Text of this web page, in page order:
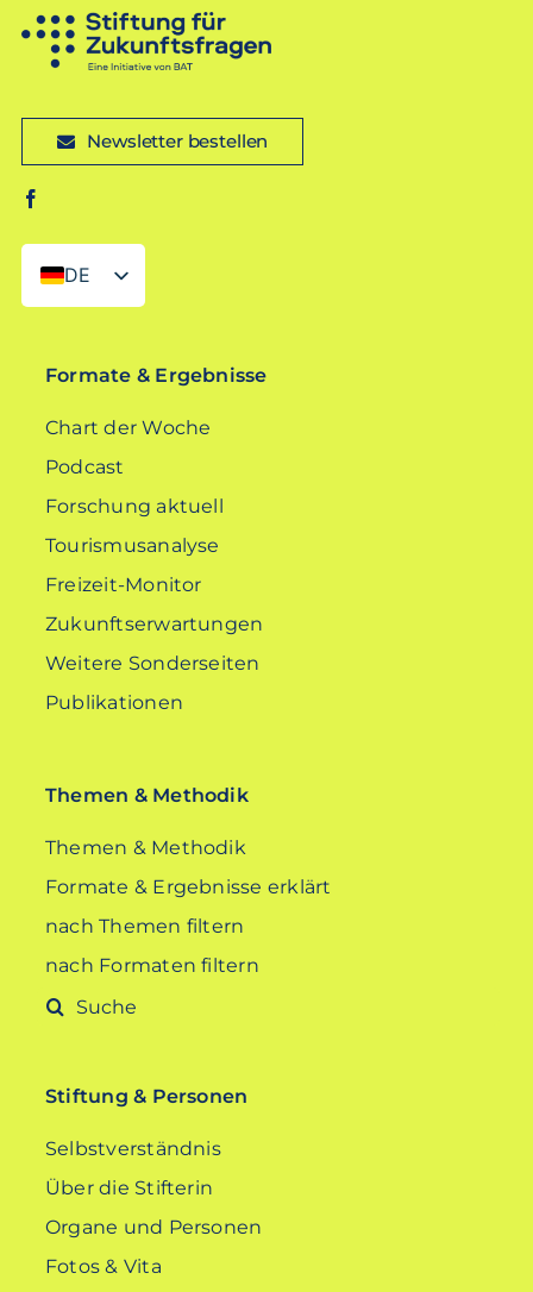
Newsletter bestellen
DE
EN
Formate & Ergebnisse
Chart der Woche
Podcast
Forschung aktuell
Tourismusanalyse
Freizeit-Monitor
Zukunftserwartungen
Weitere Sonderseiten
Publikationen
Themen & Methodik
Themen & Methodik
Formate & Ergebnisse erklärt
nach Themen filtern
nach Formaten filtern
Suche
Stiftung & Personen
Selbstverständnis
Über die Stifterin
Organe und Personen
Fotos & Vita